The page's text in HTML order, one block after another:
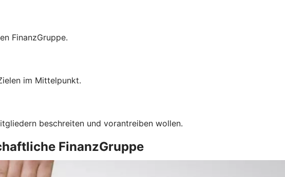
FinanzGruppe.
im Mittelpunkt.
beschreiten und vorantreiben wollen.
FinanzGruppe